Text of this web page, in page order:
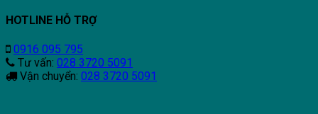
HOTLINE HỖ TRỢ
0916 095 795
Tư vấn: 028 3720 5091
Vận chuyển: 028 3720 5091